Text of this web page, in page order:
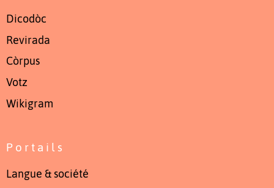
Dicodòc
Revirada
Còrpus
Votz
Wikigram
Portails
Langue & société